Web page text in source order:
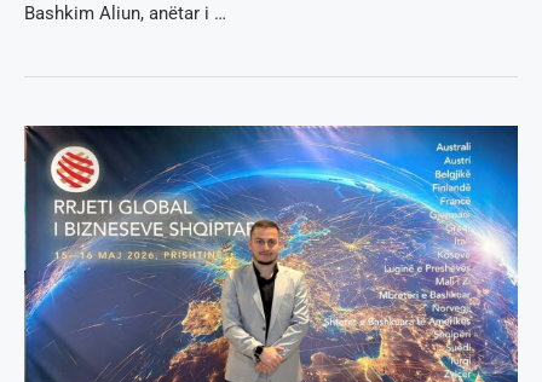
Bashkim Aliun, anëtar i …